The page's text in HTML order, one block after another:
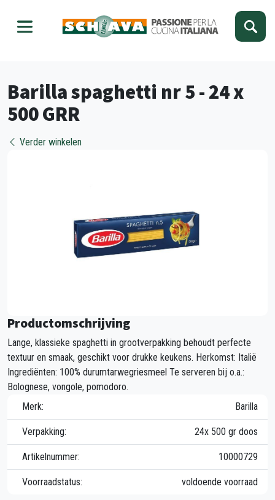
Barilla spaghetti nr 5 - 24 x
500 GRR
Verder winkelen
Productomschrijving
Lange, klassieke spaghetti in grootverpakking behoudt perfecte
textuur en smaak, geschikt voor drukke keukens. Herkomst: Italië
Ingrediënten: 100% durumtarwegriesmeel Te serveren bij o.a.:
Bolognese, vongole, pomodoro.
Merk:
Barilla
Verpakking: 24x 500 gr doos
Artikelnummer: 10000729
Voorraadstatus: voldoende voorraad